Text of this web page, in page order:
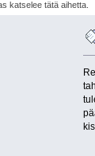
katselee tätä aihetta.